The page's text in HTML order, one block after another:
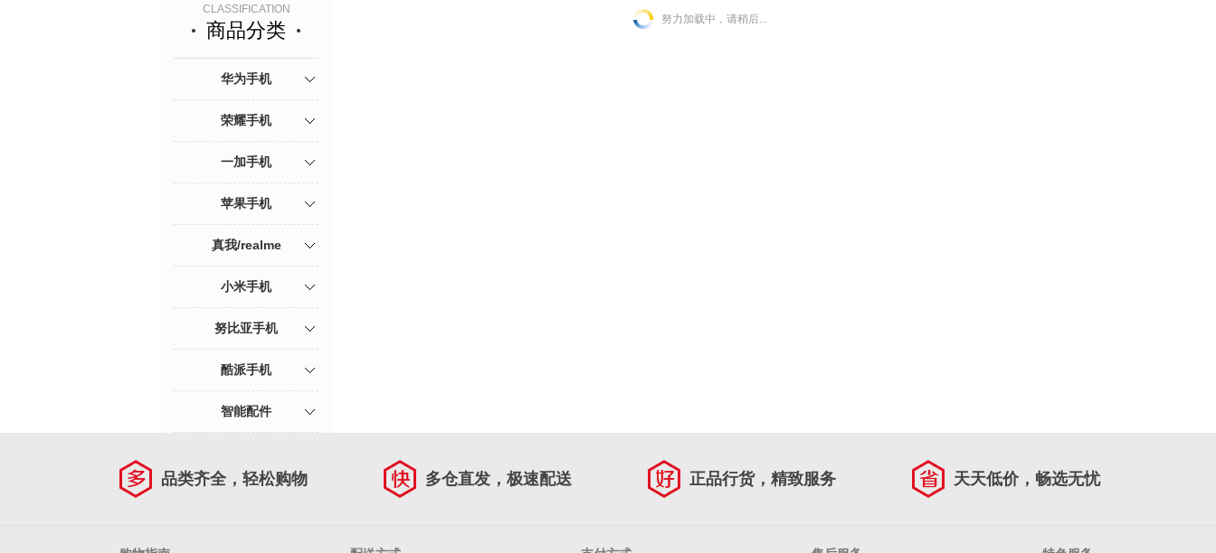
CLASSIFICATION
商品分类
华为手机
荣耀手机
一加手机
苹果手机
真我/realme
小米手机
努比亚手机
酷派手机
智能配件
努力加载中，请稍后...
品类齐全，轻松购物 多仓直发，极速配送 正品行货，精致服务 天天低价，畅选无忧